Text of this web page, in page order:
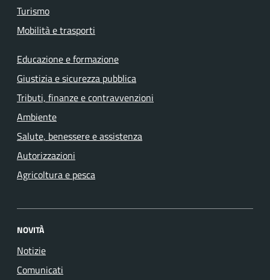
Turismo
Mobilità e trasporti
Educazione e formazione
Giustizia e sicurezza pubblica
Tributi, finanze e contravvenzioni
Ambiente
Salute, benessere e assistenza
Autorizzazioni
Agricoltura e pesca
NOVITÀ
Notizie
Comunicati